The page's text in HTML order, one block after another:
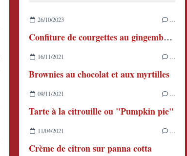
26/10/2023 …
Confiture de courgettes au gingembre et au citron
16/11/2021 …
Brownies au chocolat et aux myrtilles
09/11/2021 …
Tarte à la citrouille ou "Pumpkin pie"
11/04/2021 …
Crème de citron sur panna cotta